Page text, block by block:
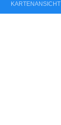
KARTENANSICHT